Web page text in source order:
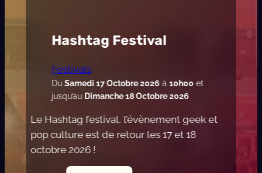
Hashtag Festival
Festivals
DuSamedi 17 Octobre 2026 à 10h00 et
jusqu’au Dimanche 18 Octobre 2026
Le Hashtag festival, l’évènement geek et
pop culture est de retour les 17 et 18
octobre 2026 !